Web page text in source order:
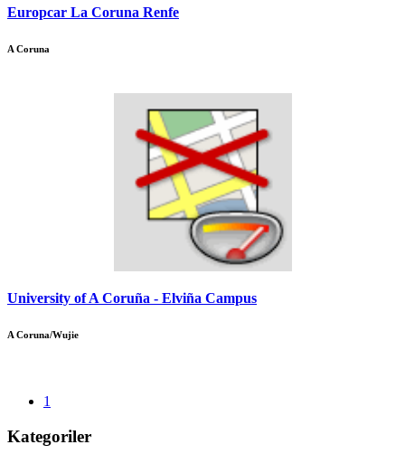
Europcar La Coruna Renfe
A Coruna
University of A Coruña - Elviña Campus
A Coruna/Wujie
1
Kategoriler